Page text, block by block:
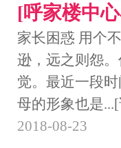
[呼家楼中
家长困惑 用个
逊，远之则怨
觉。最近一段
母的形象也是...
2018-08-23